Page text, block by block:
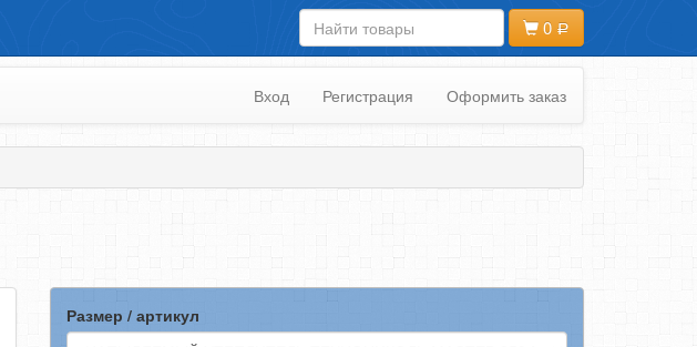
0
Вход Регистрация Оформить заказ
Размер / артикул